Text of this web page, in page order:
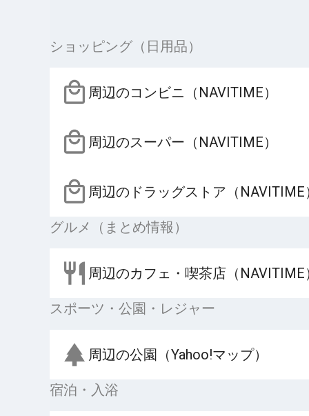
ショッピング（日用品）
周辺のコンビニ（NAVITIME）
周辺のスーパー（NAVITIME）
周辺のドラッグストア（NAVITIME
グルメ（まとめ情報）
周辺のカフェ・喫茶店（NAVITIME
スポーツ・公園・レジャー
周辺の公園（Yahoo!マップ）
宿泊・入浴